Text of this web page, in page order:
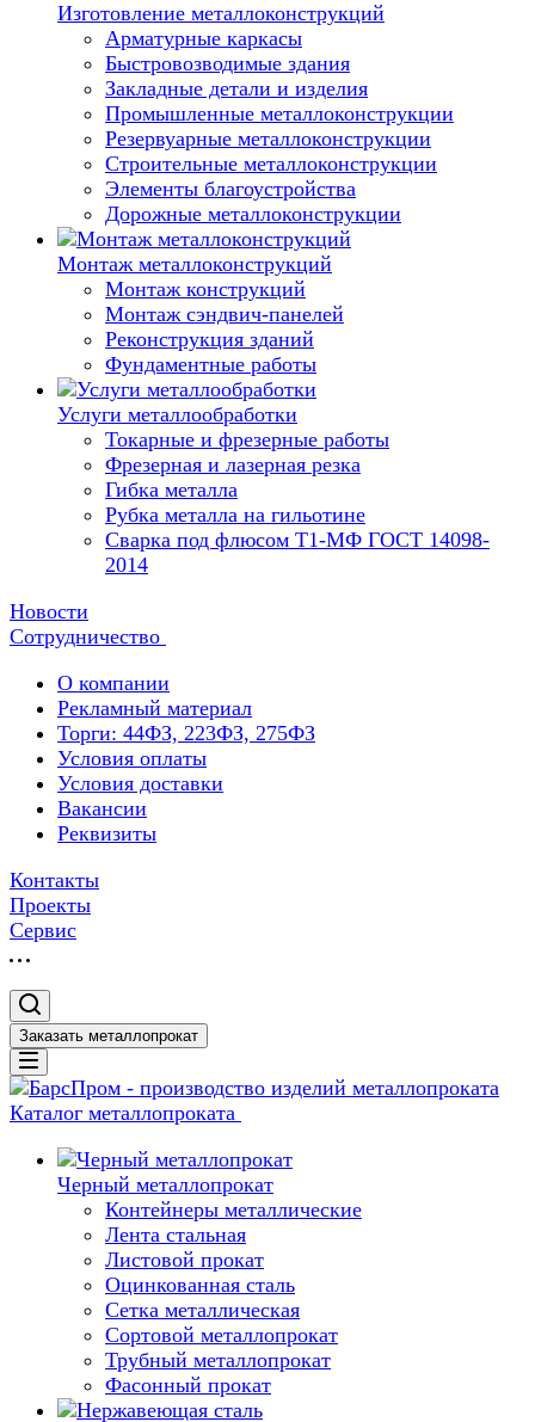
Изготовление металлоконструкций
Арматурные каркасы
Быстровозводимые здания
Закладные детали и изделия
Промышленные металлоконструкции
Резервуарные металлоконструкции
Строительные металлоконструкции
Элементы благоустройства
Дорожные металлоконструкции
Монтаж металлоконструкций
Монтаж конструкций
Монтаж сэндвич-панелей
Реконструкция зданий
Фундаментные работы
Услуги металлообработки
Токарные и фрезерные работы
Фрезерная и лазерная резка
Гибка металла
Рубка металла на гильотине
Сварка под флюсом Т1-МФ ГОСТ 14098-
2014
Новости
Сотрудничество
О компании
Рекламный материал
Торги: 44ФЗ, 223ФЗ, 275ФЗ
Условия оплаты
Условия доставки
Вакансии
Реквизиты
Контакты
Проекты
Сервис
Заказать металлопрокат
Каталог металлопроката
Черный металлопрокат
Контейнеры металлические
Лента стальная
Листовой прокат
Оцинкованная сталь
Сетка металлическая
Сортовой металлопрокат
Трубный металлопрокат
Фасонный прокат